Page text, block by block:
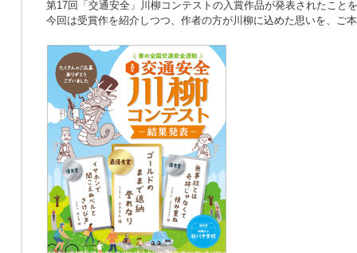
第17回「交通安全」川柳コンテストの入賞作品が発表されたこと
今回は受賞作を紹介しつつ、作者の方が川柳に込めた思いを、ご